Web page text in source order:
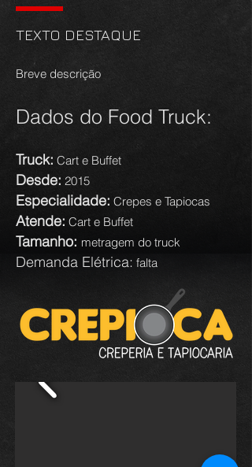
TEXTO DESTAQUE
Breve descrição
Dados do Food Truck:
Truck: Cart e Buffet
Desde: 2015
Especialidade: Crepes e Tapiocas
Atende: Cart e Buffet
Tamanho: metragem do truck
Demanda Elétrica: falta